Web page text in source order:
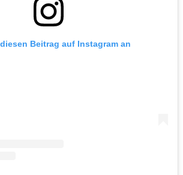
Beitrag auf Instagram an